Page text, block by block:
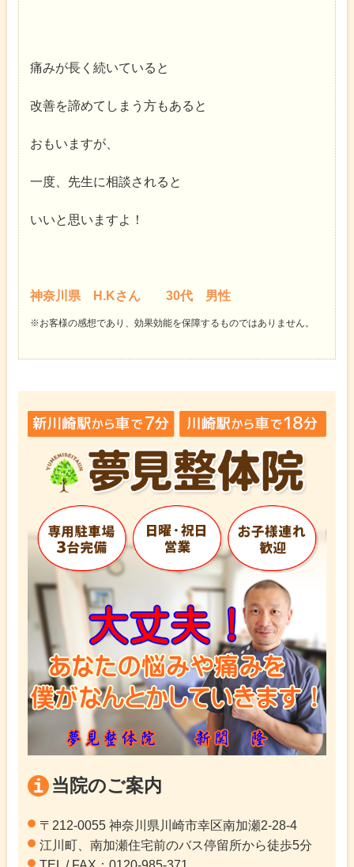
痛みが長く続いていると
改善を諦めてしまう方もあると
おもいますが、
一度、先生に相談されると
いいと思いますよ！
神奈川県 H.Kさん 30代 男性
※お客様の感想であり、効果効能を保障するものではありません。
当院のご案内
〒212-0055 神奈川県川崎市幸区南加瀬2-28-4
江川町、南加瀬住宅前のバス停留所から徒歩5分